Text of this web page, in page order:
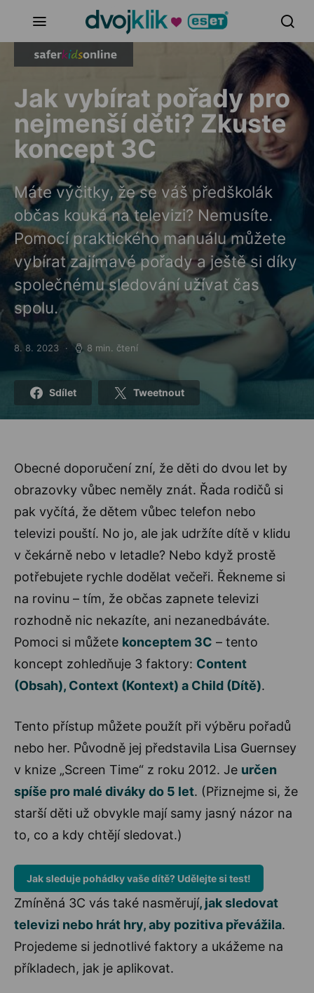
Jak vybírat pořady pro
nejmenší děti? Zkuste
koncept 3C
Máte výčitky, že se váš předškolák
občas kouká na televizi? Nemusíte.
Pomocí praktického manuálu můžete
vybírat zajímavé pořady a ještě si díky
společnému sledování užívat čas
spolu.
Posted on
8. 8. 2023 8 min. čtení
Sdílet Tweetnout
Obecné doporučení zní, že děti do dvou let by
obrazovky vůbec neměly znát. Řada rodičů si
pak vyčítá, že dětem vůbec telefon nebo
televizi pouští. No jo, ale jak udržíte dítě v klidu
v čekárně nebo v letadle? Nebo když prostě
potřebujete rychle dodělat večeři. Řekneme si
na rovinu – tím, že občas zapnete televizi
rozhodně nic nekazíte, ani nezanedbáváte.
Pomoci si můžete konceptem 3C – tento
koncept zohledňuje 3 faktory: Content
(Obsah), Context (Kontext) a Child (Dítě).
Tento přístup můžete použít při výběru pořadů
nebo her. Původně jej představila Lisa Guernsey
v knize „Screen Time“ z roku 2012. Je určen
spíše pro malé diváky do 5 let. (Přiznejme si, že
starší děti už obvykle mají samy jasný názor na
to, co a kdy chtějí sledovat.)
Jak sleduje pohádky vaše dítě? Udělejte si test!
Zmíněná 3C vás také nasměrují, jak sledovat
televizi nebo hrát hry, aby pozitiva převážila.
Projedeme si jednotlivé faktory a ukážeme na
příkladech, jak je aplikovat.